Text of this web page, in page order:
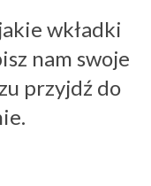
wkładki
nam swoje
przyjdź do